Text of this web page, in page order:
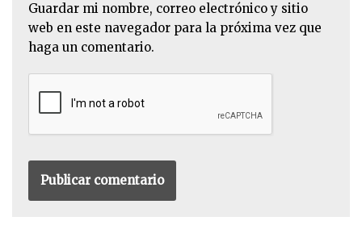
Guardar mi nombre, correo electrónico y sitio
web en este navegador para la próxima vez que
haga un comentario.